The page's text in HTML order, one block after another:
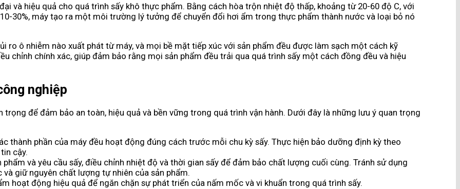
và hiệu quả cho quá trình sấy khô thực phẩm. Bằng cách hòa trộn nhiệt độ thấp, khoảng từ 20-60 độ C, với
30%, máy tạo ra một môi trường lý tưởng để chuyển đổi hơi ẩm trong thực phẩm thành nước và loại bỏ nó
ro ô nhiễm nào xuất phát từ máy, và mọi bề mặt tiếp xúc với sản phẩm đều được làm sạch một cách kỹ
chỉnh chính xác, giúp đảm bảo rằng mọi sản phẩm đều trải qua quá trình sấy một cách đồng đều và hiệu
nghiệp
để đảm bảo an toàn, hiệu quả và bền vững trong quá trình vận hành. Dưới đây là những lưu ý quan trọng
thành phần của máy đều hoạt động đúng cách trước mỗi chu kỳ sấy. Thực hiện bảo dưỡng định kỳ theo
cậy.
và yêu cầu sấy, điều chỉnh nhiệt độ và thời gian sấy để đảm bảo chất lượng cuối cùng. Tránh sử dụng
giữ nguyên chất lượng tự nhiên của sản phẩm.
hoạt động hiệu quả để ngăn chặn sự phát triển của nấm mốc và vi khuẩn trong quá trình sấy.